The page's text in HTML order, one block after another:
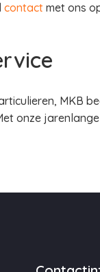
contactmet ons
MKB
onze